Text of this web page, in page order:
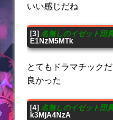
いい感じだね
[3] 名無しのイゼット団
E1NzM5MTk
とてもドラマチック
良かった
[4] 名無しのイゼット団
k3MjA4NzA